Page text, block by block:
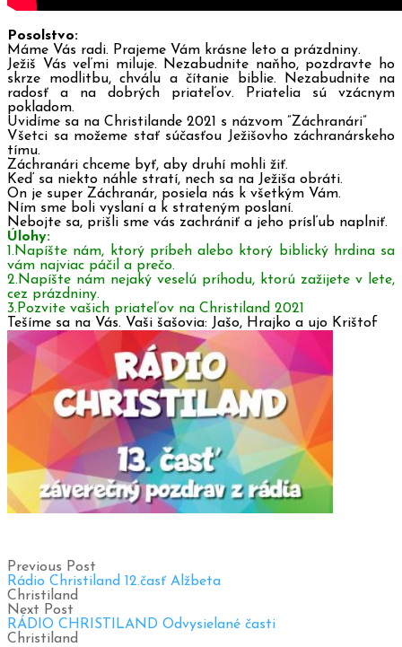
Posolstvo:
Máme Vás radi. Prajeme Vám krásne leto a prázdniny.
Ježiš Vás veľmi miluje. Nezabudnite naňho, pozdravte ho
skrze modlitbu, chválu a čítanie biblie. Nezabudnite na
radosť a na dobrých priateľov. Priatelia sú vzácnym
pokladom.
Uvidíme sa na Christilande 2021 s názvom ”Záchranári”
Všetci sa možeme stať súčasťou Ježišovho záchranárskeho
tímu.
Záchranári chceme byť, aby druhí mohli žiť.
Keď sa niekto náhle stratí, nech sa na Ježiša obráti.
On je super Záchranár, posiela nás k všetkým Vám.
Ním sme boli vyslaní a k strateným poslaní.
Nebojte sa, prišli sme vás zachrániť a jeho prísľub naplniť.
Úlohy:
1.Napíšte nám, ktorý príbeh alebo ktorý biblický hrdina sa
vám najviac páčil a prečo.
2.Napíšte nám nejaký veselú príhodu, ktorú zažijete v lete,
cez prázdniny.
3.Pozvite vašich priateľov na Christiland 2021
Tešíme sa na Vás. Vaši šašovia: Jašo, Hrajko a ujo Krištof
Previous Post
Rádio Christiland 12.časť Alžbeta
Christiland
Next Post
RÁDIO CHRISTILAND Odvysielané časti
Christiland